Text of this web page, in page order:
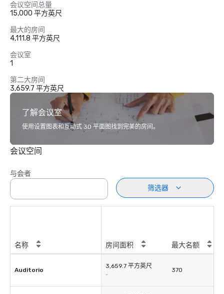
会议空间总量
15,000 平方英尺
最大的房间
4,111.8 平方英尺
会议室
1
第二大房间
3,659.7 平方英尺
了解会议室
使用设置图表和互动式 3D 平面图找到完美的房间。
会议空间
与会者
筛选器
名称 房间面积 最大名额
Auditorio
3,659.7 平方英尺
-
370